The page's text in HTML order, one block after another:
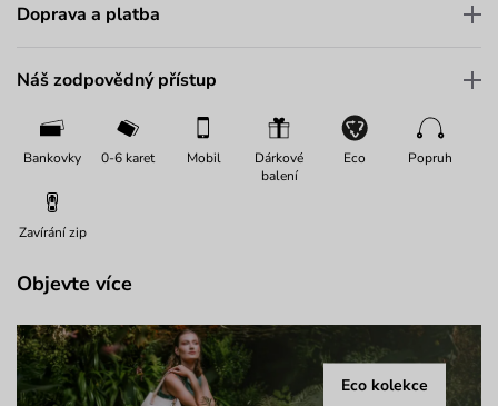
Doprava a platba
Náš zodpovědný přístup
Bankovky 0-6 karet Mobil
Dárkové
balení
Eco Popruh
Zavírání zip
Objevte více
Eco kolekce